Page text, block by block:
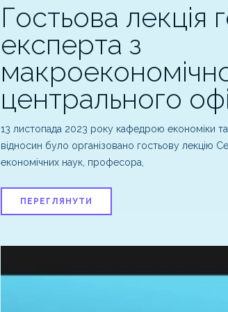
Гостьова лекція
експерта з
центрального
13 листопада 2023 року кафедрою економіки
відносин було організовано гостьову лекцію
економічних наук, професора,
ПЕРЕГЛЯНУТИ